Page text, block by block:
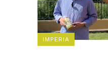
IMPERIA